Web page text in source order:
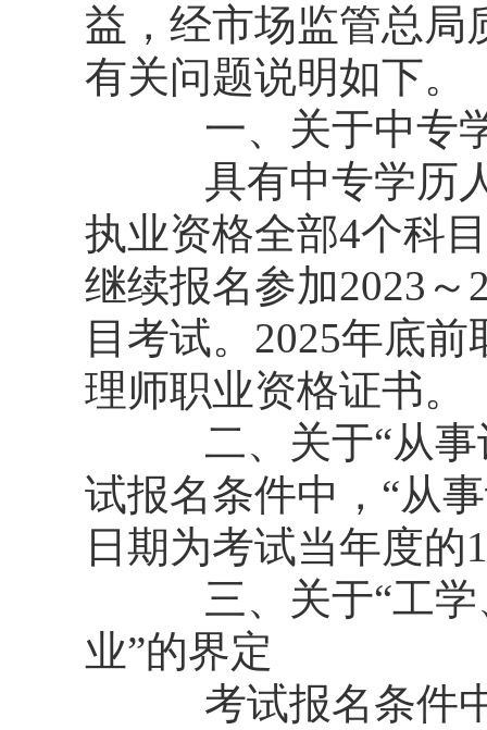
益，经市场监管总局
有关问题说明如下。
一、关于中专学
具有中专学历人
执业资格全部4个科
继续报名参加2023
目考试。2025年底
理师职业资格证书。
二、关于“从事设
试报名条件中，“从
日期为考试当年度的
三、关于“工学、
业”的界定
考试报名条件中